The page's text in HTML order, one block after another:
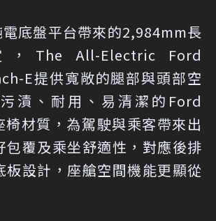
電底盤平台帶來的2,984mm長
The All-Electric Ford
E提供寬敞的腿部與頭部空
漬、耐用、易清潔的Ford
材質，為駕駛與乘客帶來出
包覆及乘坐舒適性，對應後排
板設計，座艙空間機能更顯從